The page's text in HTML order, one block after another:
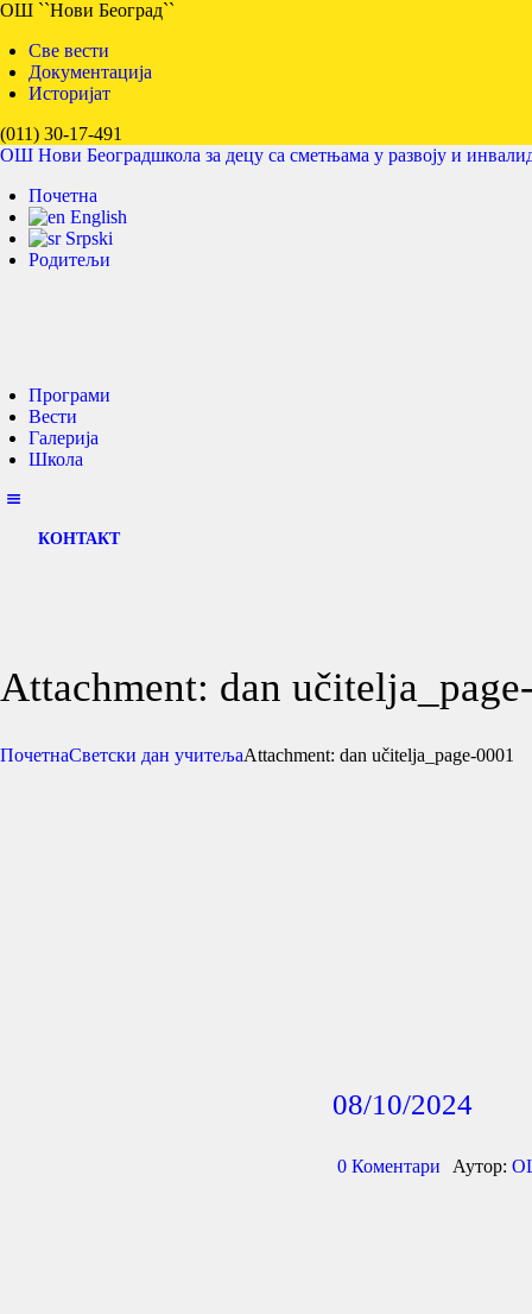
ОШ ``Нови Београд``
Све вести
Документација
Историјат
(011) 30-17-491
ОШ Нови Београдшкола за децу са сметњама у развоју и
Почетна
English
Srpski
Родитељи
Програми
Вести
Галерија
Школа
КОНТАКТ
Attachment: dan
ПочетнаСветски дан учитељаAttachment: dan učitelja_page-0001
08/10/2024
0 Коментари Аутор: